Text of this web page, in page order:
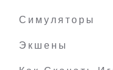
Симуляторы
Экшены